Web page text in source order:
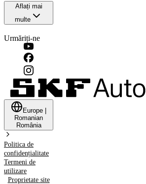
Aflați mai
multe
Urmăriți-ne
Europe
Romanian
România
Politica de
confidențialitate
Termeni de
utilizare
Proprietate site